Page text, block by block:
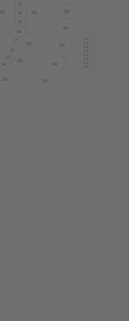
102
201
202
203
204
301
302
304
305
303
24
25
26
27
28
29
30
31